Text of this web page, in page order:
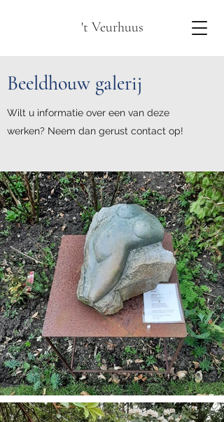
't Veurhuus
Beeldhouw galerij
Wilt u informatie over een van deze
werken? Neem dan gerust contact op!